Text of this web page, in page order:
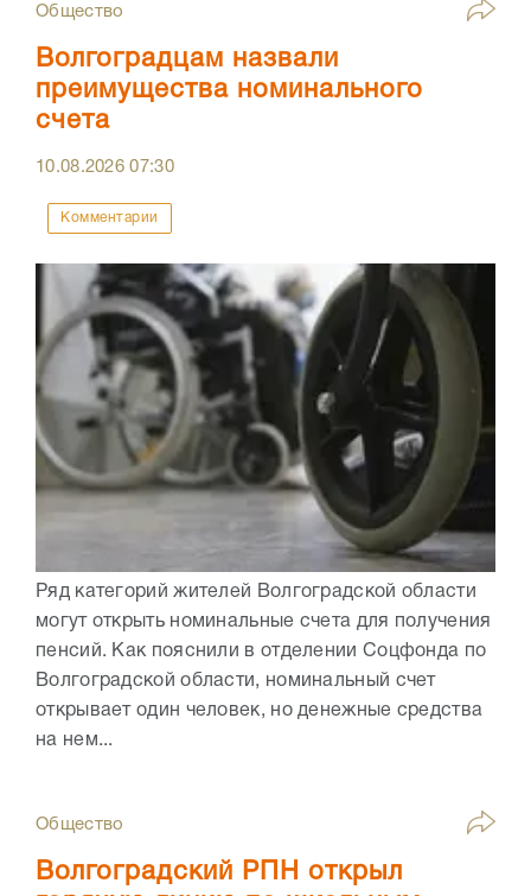
Общество
Волгоградцам назвали
преимущества номинального
счета
10.08.202607:30
Комментарии
Ряд категорий жителей Волгоградской области
могут открыть номинальные счета для получения
пенсий. Как пояснили в отделении Соцфонда по
Волгоградской области, номинальный счет
открывает один человек, но денежные средства
на нем...
Общество
Волгоградский РПН открыл